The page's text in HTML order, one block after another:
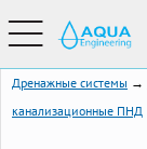
Дренажные системы →
канализационные ПНД